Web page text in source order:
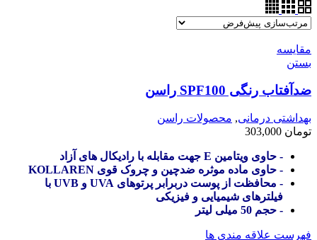
مقایسه
بستن
ضدآفتاب رنگی SPF100 راسن
بهداشتی درمانی, محصولات راسن
تومان
- حاوی ویتامین E جهت مقابله با رادیکال های آزاد
- حاوی ماده موثره ضدچین و چروک قوی KOLLAREN
- محافظت از پوست دربرابر پرتوهای UVA و UVB با
فیلترهای شیمیایی و فیزیکی
- حجم 50 میلی لیتر
فهرست علاقه مندی ها